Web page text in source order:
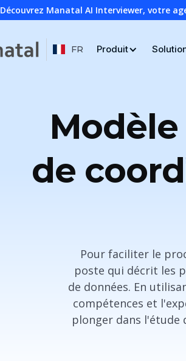
Découvrez Manatal AI Interviewer, votre
FR Produit
de
Pour faciliter le
poste qui décrit les
de données. En
compétences et
plonger dans l'étude